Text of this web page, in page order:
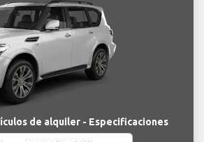
de alquiler - Especificaciones